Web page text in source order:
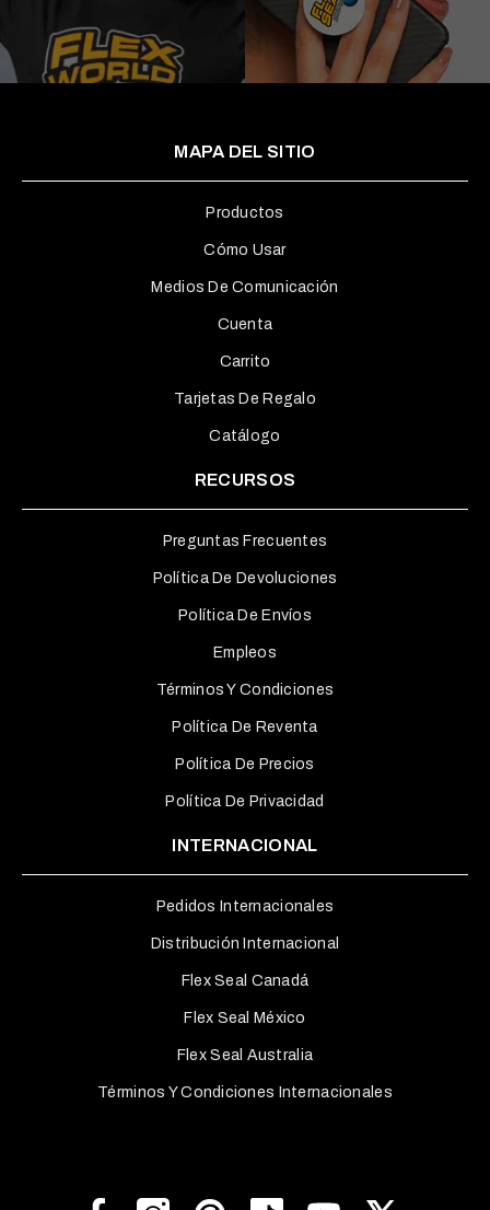
MAPA DEL SITIO
Productos
Cómo Usar
Medios De Comunicación
Cuenta
Carrito
Tarjetas De Regalo
Catálogo
RECURSOS
Preguntas Frecuentes
Política De Devoluciones
Política De Envíos
Empleos
Términos Y Condiciones
Política De Reventa
Política De Precios
Política De Privacidad
INTERNACIONAL
Pedidos Internacionales
Distribución Internacional
Flex Seal Canadá
Flex Seal México
Flex Seal Australia
Términos Y Condiciones Internacionales